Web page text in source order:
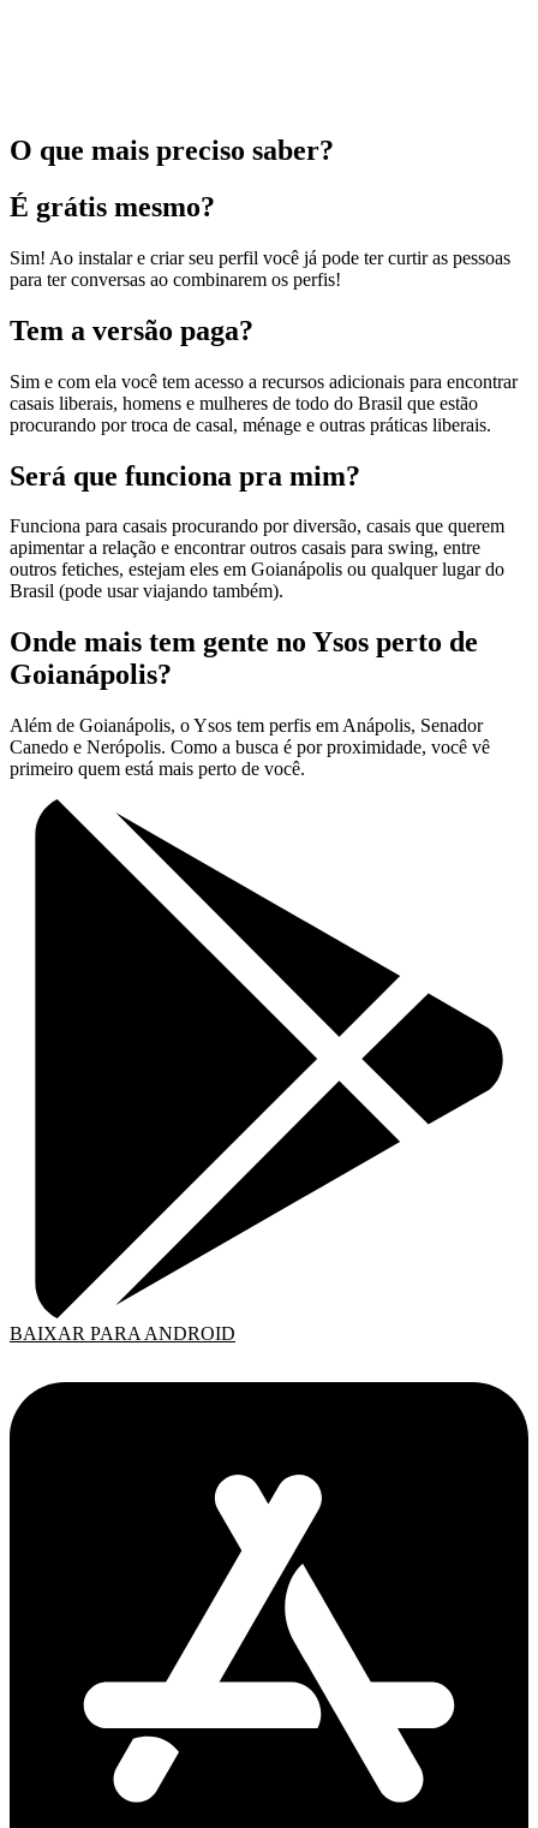
O que mais preciso saber?
É grátis mesmo?
Sim! Ao instalar e criar seu perfil você já pode ter curtir as pessoas
para ter conversas ao combinarem os perfis!
Tem a versão paga?
Sim e com ela você tem acesso a recursos adicionais para encontrar
casais liberais, homens e mulheres de todo do Brasil que estão
procurando por troca de casal, ménage e outras práticas liberais.
Será que funciona pra mim?
Funciona para casais procurando por diversão, casais que querem
apimentar a relação e encontrar outros casais para swing, entre
outros fetiches, estejam eles em Goianápolis ou qualquer lugar do
Brasil (pode usar viajando também).
Onde mais tem gente no Ysos perto de
Goianápolis?
Além de Goianápolis, o Ysos tem perfis em Anápolis, Senador
Canedo e Nerópolis. Como a busca é por proximidade, você vê
primeiro quem está mais perto de você.
BAIXAR PARA ANDROID